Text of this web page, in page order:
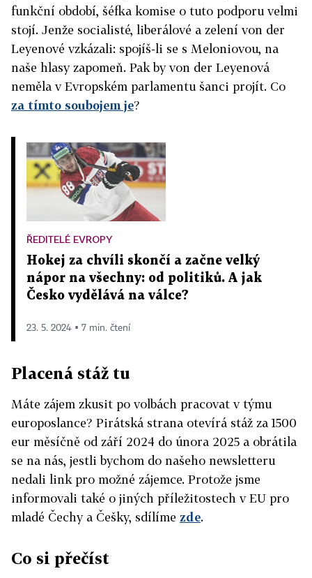
funkční období, šéfka komise o tuto podporu velmi
stojí. Jenže socialisté, liberálové a zelení von der
Leyenové vzkázali: spojíš-li se s Meloniovou, na
naše hlasy zapomeň. Pak by von der Leyenová
neměla v Evropském parlamentu šanci projít. Co
za tímto soubojem je?
ŘEDITELÉ EVROPY
Hokej za chvíli skončí a začne velký
nápor na všechny: od politiků. A jak
Česko vydělává na válce?
23. 5. 2024 ▪ 7 min. čtení
Placená stáž tu
Máte zájem zkusit po volbách pracovat v týmu
europoslance? Pirátská strana otevírá stáž za 1500
eur měsíčně od září 2024 do února 2025 a obrátila
se na nás, jestli bychom do našeho newsletteru
nedali link pro možné zájemce. Protože jsme
informovali také o jiných příležitostech v EU pro
mladé Čechy a Češky, sdílíme zde.
Co si přečíst